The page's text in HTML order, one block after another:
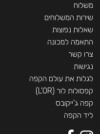
משלוח
שירות המשלוחים
שאלות נפוצות
התאמה למכונה
צרו קשר
נגישות
לגלות את עולם הקפה
קפסולות לור (L’OR)
קפה ג'ייקובס
ליד הקפה